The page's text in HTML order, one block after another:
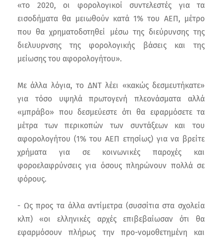
«το 2020, οι φορολογικοί συντελεστές για τα
εισοδήματα θα μειωθούν κατά 1% του ΑΕΠ, μέτρο
που θα χρηματοδοτηθεί μέσω της διεύρυνσης της
διελυυρνσης της φορολογικής βάσεις και της
μείωσης του αφορολογήτου».
Με άλλα λόγια, το ΔΝΤ λέει «κακώς δεσμευτήκατε»
για τόσο υψηλά πρωτογενή πλεονάσματα αλλά
«μπράβο» που δεσμεύεστε ότι θα εφαρμόσετε τα
μέτρα των περικοπών των συντάξεων και του
αφορολογήτου (1% του ΑΕΠ ετησίως) για να βρείτε
χρήματα για σε κοινωνικές παροχές και
φοροελαφρύνσεις για όσους πληρώνουν πολλά σε
φόρους.
- Ως προς τα άλλα αντίμετρα (συσσίτια στα σχολεία
κλπ) «οι ελληνικές αρχές επιβεβαίωσαν ότι θα
εφαρμόσουν πλήρως την προ-νομοθετημένη και